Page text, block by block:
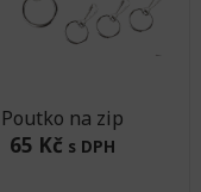
Poutko na zip
65 Kč s DPH